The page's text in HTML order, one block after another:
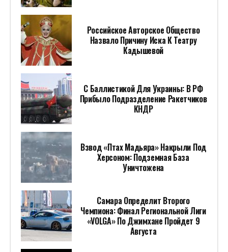
Российское Авторское Общество
Назвало Причину Иска К Театру
Кадышевой
С Баллистикой Для Украины: В РФ
Прибыло Подразделение Ракетчиков
КНДР
Взвод «Птах Мадьяра» Накрыли Под
Херсоном: Подземная База
Уничтожена
Самара Определит Второго
Чемпиона: Финал Региональной Лиги
«VOLGA» По Джимхане Пройдет 9
Августа